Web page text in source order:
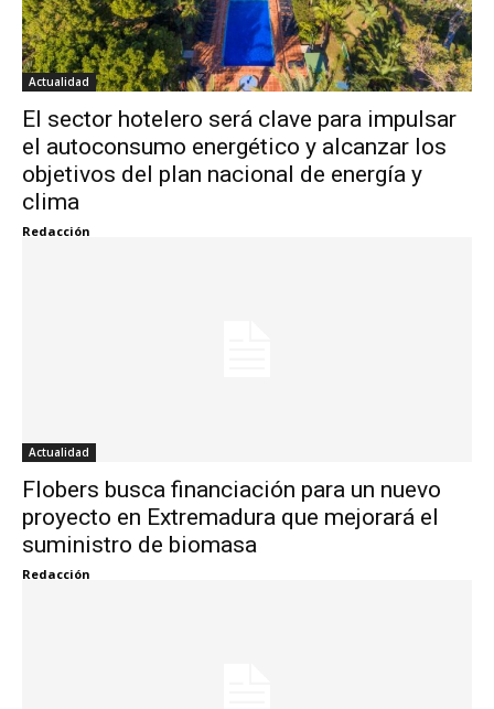
Actualidad
El sector hotelero será clave para impulsar
el autoconsumo energético y alcanzar los
objetivos del plan nacional de energía y
clima
Redacción
Actualidad
Flobers busca financiación para un nuevo
proyecto en Extremadura que mejorará el
suministro de biomasa
Redacción